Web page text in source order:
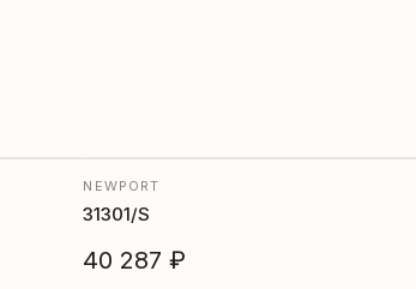
NEWPORT
31301/S
40 287 ₽